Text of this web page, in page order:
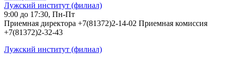
Лужский институт (филиал)
9:00 до 17:30, Пн-Пт
Приемная директора +7(81372)2-14-02 Приемная комиссия
+7(81372)2-32-43
Лужский институт (филиал)